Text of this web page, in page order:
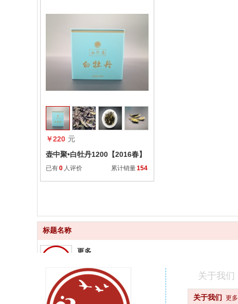
￥220 元
壶中聚•白牡丹1200【2016春】
已有0 人评价 累计销量154
标题名称
更多
更快
关于我们 更多
关于我们